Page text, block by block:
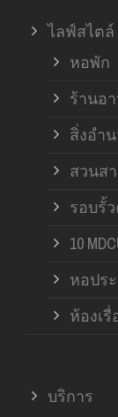
ไลฟ์สไตล์
หอพัก
ร้านอ
สิ่งอำ
สวนส
รอบรั้
10
หอปร
ห้องเ
บริการ